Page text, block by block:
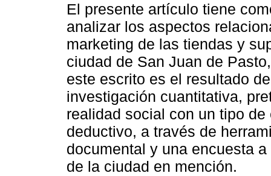
El presente artículo tiene
analizar los aspectos
marketing de las tiendas y
ciudad de San Juan de
este escrito es el resultado
investigación cuantitativa,
realidad social con un tipo
deductivo, a través de
documental y una encuesta
de la ciudad en mención.